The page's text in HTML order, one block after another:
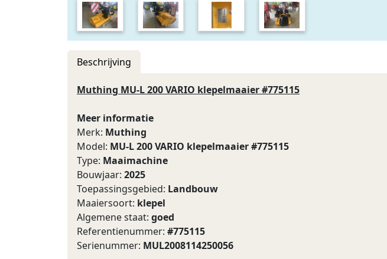
Beschrijving
Muthing MU-L 200 VARIO klepelmaaier #775115
Meer informatie
Merk: Muthing
Model: MU-L 200 VARIO klepelmaaier #775115
Type: Maaimachine
Bouwjaar: 2025
Toepassingsgebied: Landbouw
Maaiersoort: klepel
Algemene staat: goed
Referentienummer: #775115
Serienummer: MUL2008114250056